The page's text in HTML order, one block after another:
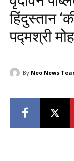
हिंदुस्तान
पद्मश्री
By Neo News